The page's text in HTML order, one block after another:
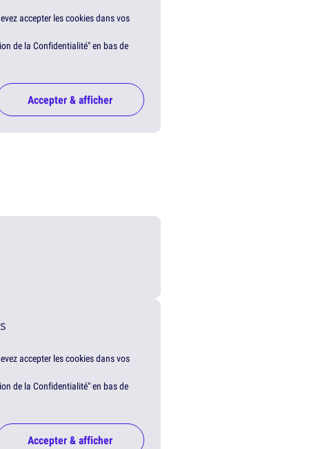
accepter les cookies dans vos
de la Confidentialité" en bas de
Accepter & afficher
accepter les cookies dans vos
de la Confidentialité" en bas de
Accepter & afficher